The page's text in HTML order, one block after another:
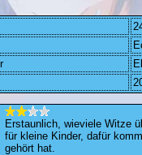
Erstaunlich, wieviele Witze
für kleine Kinder, dafür
gehört hat.